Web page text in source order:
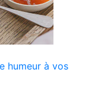
humeur à vos